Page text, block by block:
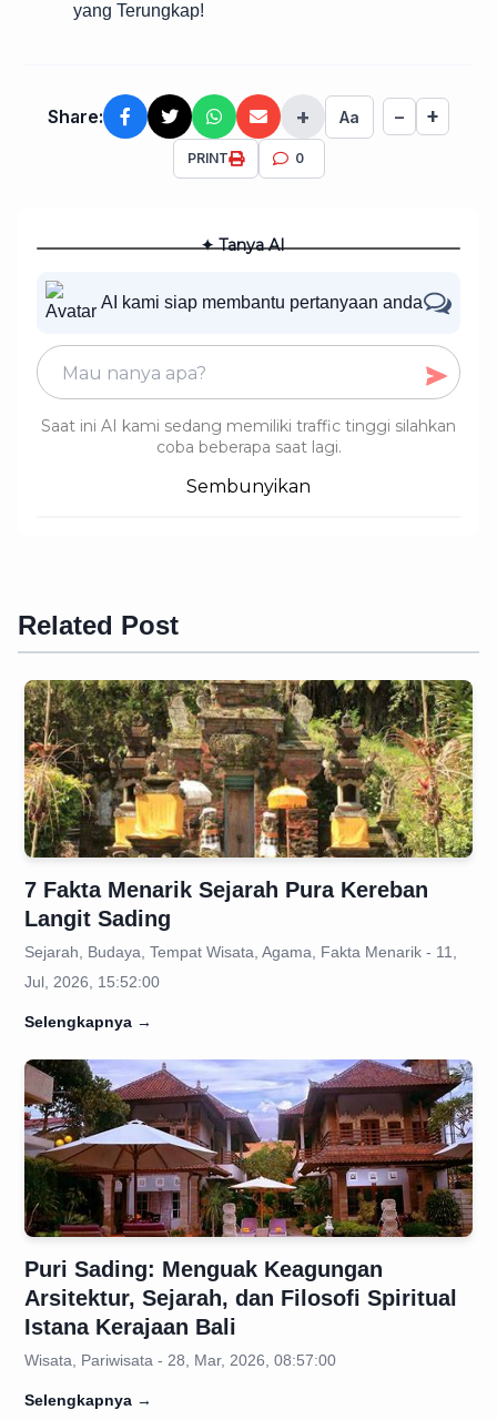
yang Terungkap!
Share: + Aa − +
PRINT 0
✦ Tanya AI
AI kami siap membantu pertanyaan anda
Saat ini AI kami sedang memiliki traffic tinggi silahkan
coba beberapa saat lagi.
Sembunyikan
Related Post
7 Fakta Menarik Sejarah Pura Kereban
Langit Sading
Sejarah, Budaya, Tempat Wisata, Agama, Fakta Menarik - 11,
Jul, 2026, 15:52:00
Selengkapnya →
Puri Sading: Menguak Keagungan
Arsitektur, Sejarah, dan Filosofi Spiritual
Istana Kerajaan Bali
Wisata, Pariwisata - 28, Mar, 2026, 08:57:00
Selengkapnya →